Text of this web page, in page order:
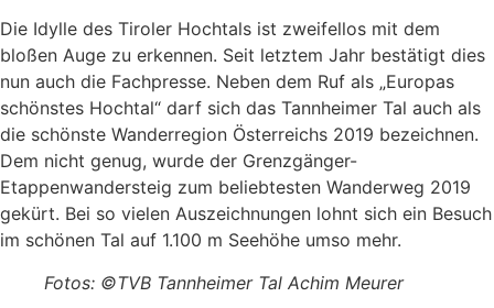
Die Idylle des Tiroler Hochtals ist zweifellos mit dem
bloßen Auge zu erkennen. Seit letztem Jahr bestätigt dies
nun auch die Fachpresse. Neben dem Ruf als „Europas
schönstes Hochtal“ darf sich das Tannheimer Tal auch als
die schönste Wanderregion Österreichs 2019 bezeichnen.
Dem nicht genug, wurde der Grenzgänger-
Etappenwandersteig zum beliebtesten Wanderweg 2019
gekürt. Bei so vielen Auszeichnungen lohnt sich ein Besuch
im schönen Tal auf 1.100 m Seehöhe umso mehr.
Fotos: ©TVB Tannheimer Tal Achim Meurer